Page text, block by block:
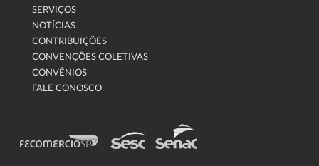
SERVIÇOS
NOTÍCIAS
CONTRIBUIÇÕES
CONVENÇÕES COLETIVAS
CONVÊNIOS
FALE CONOSCO